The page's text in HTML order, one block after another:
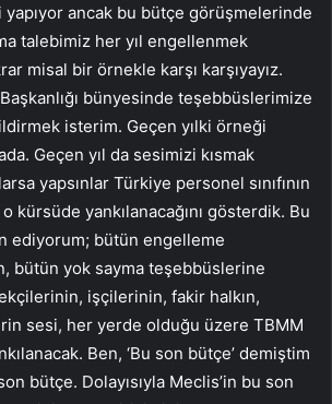
ancak bu bütçe görüşmelerinde
talebimiz her yıl engellenmek
misal bir örnekle karşı karşıyayız.
bünyesinde teşebbüslerimize
isterim. Geçen yılki örneği
Geçen yıl da sesimizi kısmak
yapsınlar Türkiye personel sınıfının
kürsüde yankılanacağını gösterdik. Bu
ediyorum; bütün engelleme
bütün yok sayma teşebbüslerine
işçilerinin, fakir halkın,
sesi, her yerde olduğu üzere TBMM
Ben, ‘Bu son bütçe’ demiştim
bütçe. Dolayısıyla Meclis’in bu son